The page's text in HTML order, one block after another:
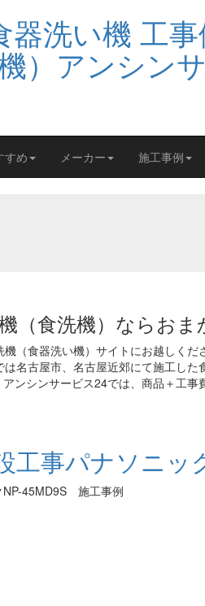
すめ メーカー 施工事例
（食洗機）ならおま
（食器洗い機）サイトにお越しく
名古屋市、名古屋近郊にて施工し
ンシンサービス24では、商品＋工
工事パナソニッ
NP-45MD9S 施工事例